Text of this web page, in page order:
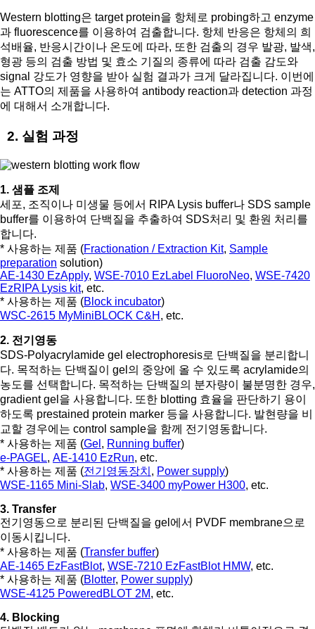
Western blotting은 target protein을 항체로 probing하고 enzyme
과 fluorescence를 이용하여 검출합니다. 항체 반응은 항체의 희
석배율, 반응시간이나 온도에 따라, 또한 검출의 경우 발광, 발색,
형광 등의 검출 방법 및 효소 기질의 종류에 따라 검출 감도와
signal 강도가 영향을 받아 실험 결과가 크게 달라집니다. 이번에
는 ATTO의 제품을 사용하여 antibody reaction과 detection 과정
에 대해서 소개합니다.
2. 실험 과정
1. 샘플 조제
세포, 조직이나 미생물 등에서 RIPA Lysis buffer나 SDS sample
buffer를 이용하여 단백질을 추출하여 SDS처리 및 환원 처리를
합니다.
* 사용하는 제품 (Fractionation / Extraction Kit, Sample
preparation solution)
AE-1430 EzApply, WSE-7010 EzLabel FluoroNeo, WSE-7420
EzRIPA Lysis kit, etc.
* 사용하는 제품 (Block incubator)
WSC-2615 MyMiniBLOCK C&H , etc.
2. 전기영동
SDS-Polyacrylamide gel electrophoresis로 단백질을 분리합니
다. 목적하는 단백질이 gel의 중앙에 올 수 있도록 acrylamide의
농도를 선택합니다. 목적하는 단백질의 분자량이 불분명한 경우,
gradient gel을 사용합니다. 또한 blotting 효율을 판단하기 용이
하도록 prestained protein marker 등을 사용합니다. 발현량을 비
교할 경우에는 control sample을 함께 전기영동합니다.
* 사용하는 제품 (Gel , Running buffer)
e-PAGEL, AE-1410 EzRun, etc.
* 사용하는 제품 (전기영동장치 , Power supply)
WSE-1165 Mini-Slab, WSE-3400 myPower H300, etc.
3. Transfer
전기영동으로 분리된 단백질을 gel에서 PVDF membrane으로
이동시킵니다.
* 사용하는 제품 (Transfer buffer)
AE-1465 EzFastBlot, WSE-7210 EzFastBlot HMW, etc.
* 사용하는 제품 (Blotter, Power supply)
WSE-4125 PoweredBLOT 2M, etc.
4. Blocking